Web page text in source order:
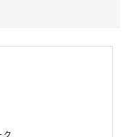
ク